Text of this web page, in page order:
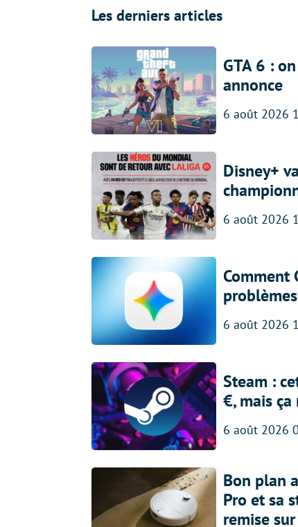
Les derniers articles
GTA 6 :
annonce
6 août 2026
Disney+
6 août 2026
Comment
6 août 2026
Steam :
€, mais
6 août 2026
Bon plan
Pro et sa
remise